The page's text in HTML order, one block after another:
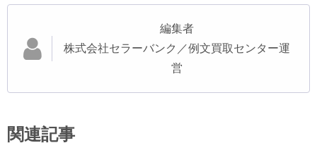
編集者
株式会社セラーバンク／例文買取センター運
営
関連記事